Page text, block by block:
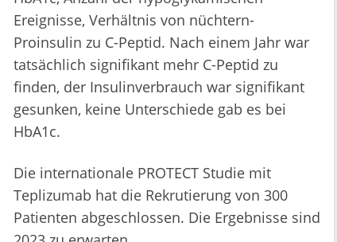
Ereignisse, Verhältnis von nüchtern-
Proinsulin zu C-Peptid. Nach einem Jahr war
tatsächlich signifikant mehr C-Peptid zu
finden, der Insulinverbrauch war signifikant
gesunken, keine Unterschiede gab es bei
HbA1c.
Die internationale PROTECT Studie mit
Teplizumab hat die Rekrutierung von 300
Patienten abgeschlossen. Die Ergebnisse sind